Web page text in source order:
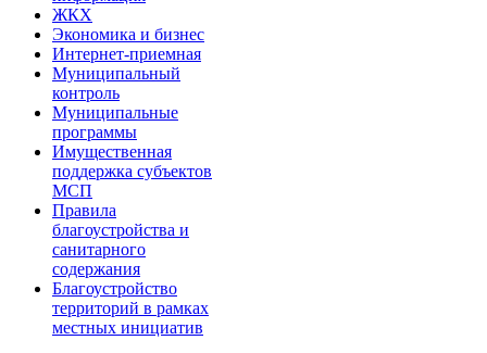
ЖКХ
Экономика и бизнес
Интернет-приемная
Муниципальный
контроль
Муниципальные
программы
Имущественная
поддержка субъектов
МСП
Правила
благоустройства и
санитарного
содержания
Благоустройство
территорий в рамках
местных инициатив